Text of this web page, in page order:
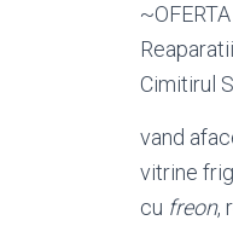
~OFERTA
Cimitirul
vand
vitrine
cu freon,